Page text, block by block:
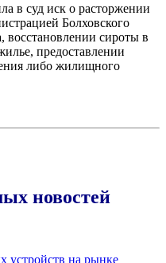
в суд иск о расторжении
Болховского
восстановлении сироты в
предоставлении
либо жилищного
новостей
устройств на рынке